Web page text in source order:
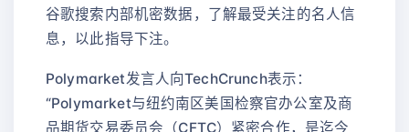
谷歌搜索内部机密数据，了解最受关注的名人信
息，以此指导下注。
Polymarket发言人向TechCrunch表示：
“Polymarket与纽约南区美国检察官办公室及商
品期货交易委员会（CFTC）紧密合作，是迄今